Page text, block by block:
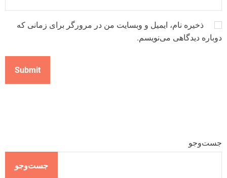
ذخیره نام، ایمیل و وبسایت من در مرورگر برای زمانی که
دوباره دیدگاهی می‌نویسم.
جست‌وجو
جست‌وجو